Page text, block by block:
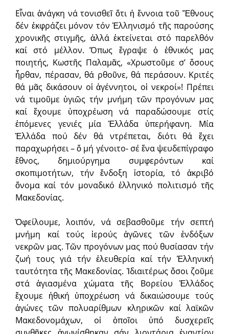
Εἶναι ἀνάγκη νά τονισθεῖ ὅτι ἡ ἔννοια τοῦ Ἔθνους
δέν ἐκφράζει μόνον τόν Ἑλληνισμό τῆς παρούσης
χρονικῆς στιγμῆς, ἀλλά ἐκτείνεται στό παρελθόν
καί στό μέλλον. Ὅπως ἔγραψε ὁ ἐθνικός μας
ποιητής, Κωστῆς Παλαμᾶς, «Χρωστοῦμε σ’ ὅσους
ἦρθαν, πέρασαν, θά ρθοῦνε, θά περάσουν. Κριτές
θά μᾶς δικάσουν οἱ ἀγέννητοι, οἱ νεκροί»! Πρέπει
νά τιμοῦμε ὑγιῶς τήν μνήμη τῶν προγόνων μας
καί ἔχουμε ὑποχρέωση νά παραδώσουμε στίς
ἑπόμενες γενιές μία Ἑλλάδα ὑπερήφανη. Μία
Ἑλλάδα πού δέν θά ντρέπεται, διότι θά ἔχει
παραχωρήσει – ὅ μή γένοιτο- σέ ἕνα ψευδεπίγραφο
ἔθνος, δημιούργημα συμφερόντων καί
σκοπιμοτήτων, τήν ἔνδοξη ἱστορία, τό ἀκριβό
ὄνομα καί τόν μοναδικό ἑλληνικό πολιτισμό τῆς
Μακεδονίας.
Ὀφείλουμε, λοιπόν, νά σεβασθοῦμε τήν σεπτή
μνήμη καί τούς ἱερούς ἀγῶνες τῶν ἐνδόξων
νεκρῶν μας. Τῶν προγόνων μας πού θυσίασαν τήν
ζωή τους γιά τήν ἐλευθερία καί τήν Ἑλληνική
ταυτότητα τῆς Μακεδονίας. Ἰδιαιτέρως ὅσοι ζοῦμε
στά ἁγιασμένα χώματα τῆς Βορείου Ἑλλάδος
ἔχουμε ἠθική ὑποχρέωση νά δικαιώσουμε τούς
ἀγώνες τῶν πολυαρίθμων κληρικῶν καί λαϊκῶν
Μακεδονομάχων, οἱ ὁποῖοι ὑπό δυσχερεῖς